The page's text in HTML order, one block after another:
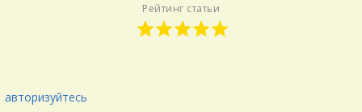
Рейтинг статьи
авторизуйтесь